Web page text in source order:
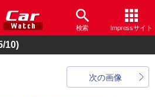
検索 Impressサイト
10)
次の画像